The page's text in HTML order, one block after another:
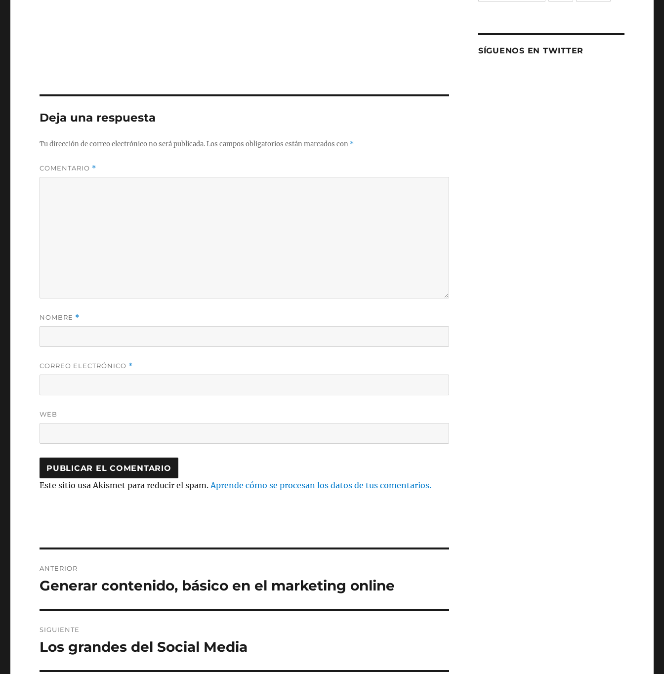
Deja una respuesta
Tu dirección de correo electrónico no será publicada.Los campos obligatorios están marcados con *
COMENTARIO *
NOMBRE *
CORREO ELECTRÓNICO *
WEB
Este sitio usa Akismet para reducir el spam.Aprende cómo se procesan los datos de tus comentarios.
de
ANTERIOR
Entrada
Generar contenido, básico en el marketing online
SIGUIENTE
Entrada
Los grandes del Social Media
SÍGUENOS EN TWITTER